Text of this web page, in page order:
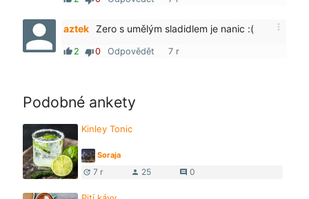
aztek more_vert
Zero s umělým sladidlem je nanic :(
thumb_up 2 thumb_down0 Odpovědět 7 r
Podobné ankety
Kinley Tonic
Soraja
update 7 r person 25 comment 0